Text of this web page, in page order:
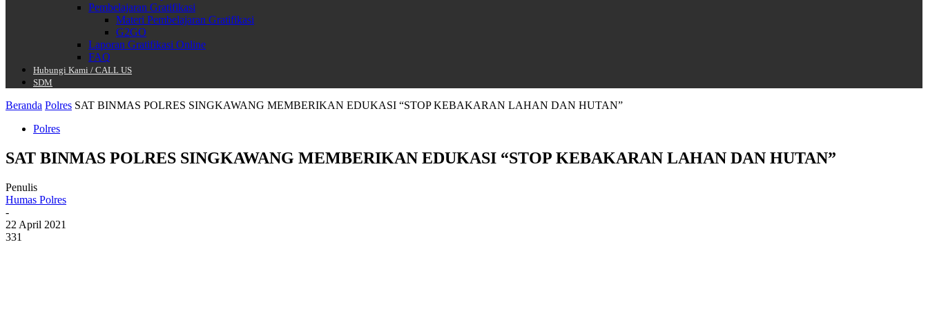
Pembelajaran Gratifikasi
Materi Pembelajaran Gratifikasi
G2GO
Laporan Gratifikasi Online
FAQ
Hubungi Kami / CALL US
SDM
Beranda Polres SAT BINMAS POLRES SINGKAWANG MEMBERIKAN EDUKASI “STOP KEBAKARAN LAHAN DAN HUTAN”
Polres
SAT BINMAS POLRES SINGKAWANG MEMBERIKAN EDUKASI “STOP KEBAKARAN LAHAN DAN HUTAN”
Penulis
Humas Polres
-
22 April 2021
331